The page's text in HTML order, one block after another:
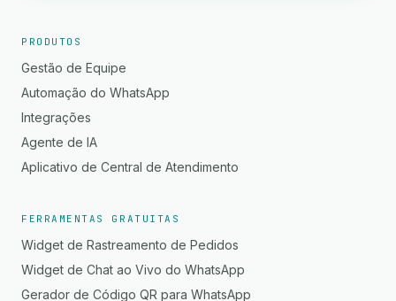
PRODUTOS
Gestão de Equipe
Automação do WhatsApp
Integrações
Agente de IA
Aplicativo de Central de Atendimento
FERRAMENTAS GRATUITAS
Widget de Rastreamento de Pedidos
Widget de Chat ao Vivo do WhatsApp
Gerador de Código QR para WhatsApp